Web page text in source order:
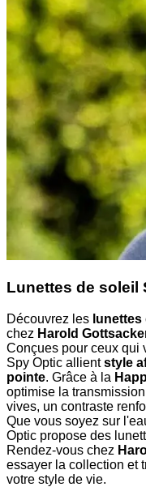
Lunettes de soleil
Découvrez les
chez Harold
Conçues pour ceux qui
Spy Optic allientstyle
pointe. Grâce à la
optimise la
vives, un contraste
Que vous soyez sur
Optic propose des
Rendez-vous chez
essayer la collection et
votre style de vie.